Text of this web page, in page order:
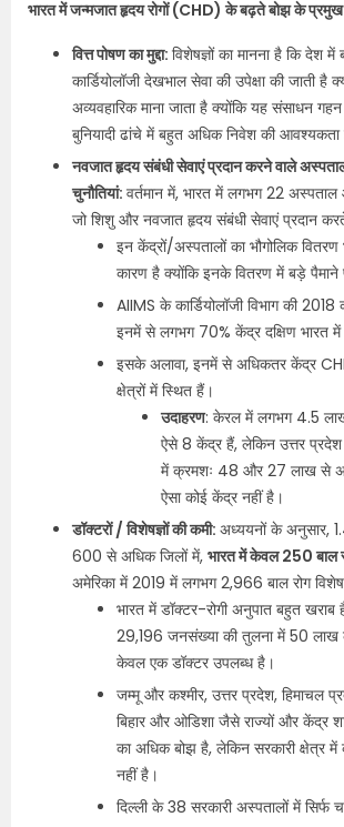
भारत में जन्मजात हृदय रोगों (CHD) के बढ़ते बोझ के
वित्त पोषण का मुद्दा: विशेषज्ञों का मानना है कि देश में
कार्डियोलॉजी देखभाल सेवा की उपेक्षा की जाती
अव्यवहारिक माना जाता है क्योंकि यह संसाधन
बुनियादी ढांचे में बहुत अधिक निवेश की आवश्यकता
नवजात हृदय संबंधी सेवाएं प्रदान करने वाले
चुनौतियां: वर्तमान में, भारत में लगभग 22
जो शिशु और नवजात हृदय संबंधी सेवाएं प्रदान
इन केंद्रों/अस्पतालों का भौगोलिक वितरण
कारण है क्योंकि इनके वितरण में बड़े पैमाने
AIIMS के कार्डियोलॉजी विभाग की 2018
इनमें से लगभग 70% केंद्र दक्षिण भारत
इसके अलावा, इनमें से अधिकतर केंद्र
क्षेत्रों में स्थित हैं।
उदाहरण: केरल में लगभग 4.5 लाख
ऐसे 8 केंद्र हैं, लेकिन उत्तर प्रदेश
में क्रमशः 48 और 27 लाख से
ऐसा कोई केंद्र नहीं है।
डॉक्टरों / विशेषज्ञों की कमी: अध्ययनों के अनुसार,
600 से अधिक जिलों में, भारत में केवल 250 बाल
अमेरिका में 2019 में लगभग 2,966 बाल रोग
भारत में डॉक्टर-रोगी अनुपात बहुत खराब
29,196 जनसंख्या की तुलना में 50 लाख
केवल एक डॉक्टर उपलब्ध है।
जम्मू और कश्मीर, उत्तर प्रदेश, हिमाचल
बिहार और ओडिशा जैसे राज्यों और केंद्र
का अधिक बोझ है, लेकिन सरकारी क्षेत्र में
नहीं है।
दिल्ली के 38 सरकारी अस्पतालों में सिर्फ